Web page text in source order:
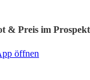
& Preis im Prospekt
öffnen